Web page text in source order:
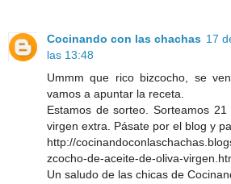
Cocinando con las chachas 17
las 13:48
Ummm que rico bizcocho, se
vamos a apuntar la receta.
Estamos de sorteo. Sorteamos
virgen extra. Pásate por el blog y
http://
zcocho-de-aceite-de-oliva-
Un saludo de las chicas de